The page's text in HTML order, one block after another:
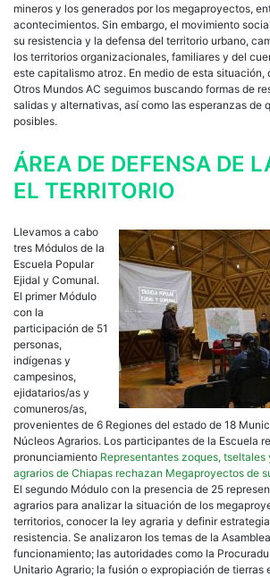
mineros y los generados por los megaproyectos,
acontecimientos. Sin embargo, el movimiento
su resistencia y la defensa del territorio urbano,
los territorios organizacionales, familiares y del
este capitalismo atroz. En medio de esta situación,
Otros Mundos AC seguimos buscando formas de
salidas y alternativas, así como las esperanzas de
posibles.
ÁREA DE DEFENSA DE
EL TERRITORIO
Llevamos a cabo
tres Módulos de la
Escuela Popular
Ejidal y Comunal.
El primer Módulo
con la
participación de 51
personas,
indígenas y
campesinos,
ejidatarios/as y
comuneros/as,
provenientes de 6 Regiones del estado de 18
Núcleos Agrarios. Los participantes de la Escuela
pronunciamiento Representantes zoques,
agrarios de Chiapas rechazan Megaproyectos de
El segundo Módulo con la presencia de 25
agrarios para analizar la situación de los
territorios, conocer la ley agraria y definir
resistencia. Se analizaron los temas de la
funcionamiento; las autoridades como la
Unitario Agrario; la fusión o expropiación de tierras